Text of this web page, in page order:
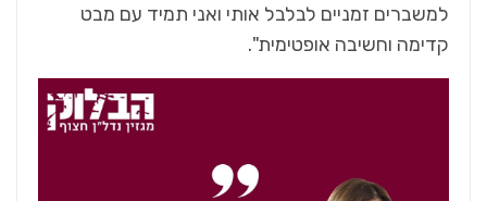
למשברים זמניים לבלבל אותי ואני תמיד עם מבט
קדימה וחשיבה אופטימית".